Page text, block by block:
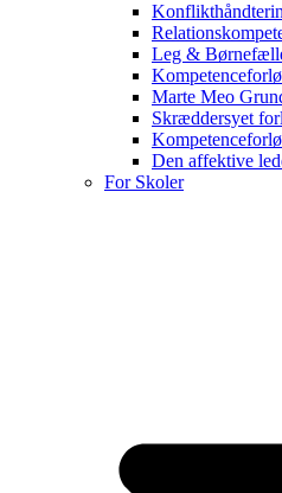
Leg &
Marte Meo
Skræddersyet
Den affektive
For Skoler